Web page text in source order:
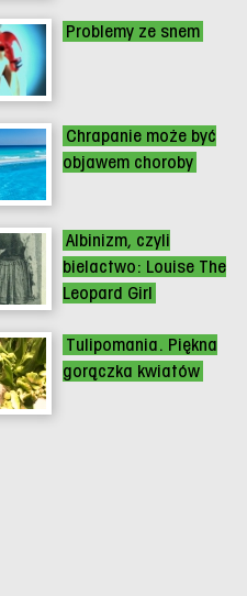
Problemy ze snem
Chrapanie może być
objawem choroby
Albinizm, czyli
bielactwo: Louise The
Leopard Girl
Tulipomania. Piękna
gorączka kwiatów